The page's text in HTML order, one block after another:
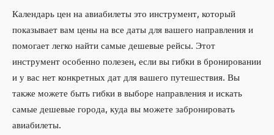
Календарь цен на авиабилеты это инструмент, который
показывает вам цены на все даты для вашего направления и
помогает легко найти самые дешевые рейсы. Этот
инструмент особенно полезен, если вы гибки в бронировании
и у вас нет конкретных дат для вашего путешествия. Вы
также можете быть гибки в выборе направления и искать
самые дешевые города, куда вы можете забронировать
авиабилеты.